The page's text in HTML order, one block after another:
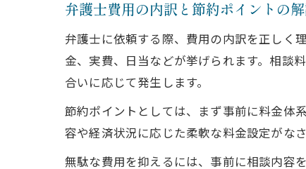
弁護士費用の内訳と節約ポイントの
弁護士に依頼する際、費用の内訳を正しく
金、実費、日当などが挙げられます。相談
合いに応じて発生します。
節約ポイントとしては、まず事前に料金体
容や経済状況に応じた柔軟な料金設定がな
無駄な費用を抑えるには、事前に相談内容